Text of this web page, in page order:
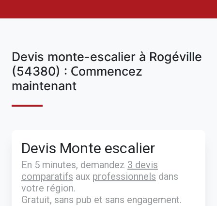
Devis monte-escalier à Rogéville
(54380) : Commencez
maintenant
Devis Monte escalier
En 5 minutes, demandez 3 devis
comparatifs aux professionnels dans
votre région.
Gratuit, sans pub et sans engagement.